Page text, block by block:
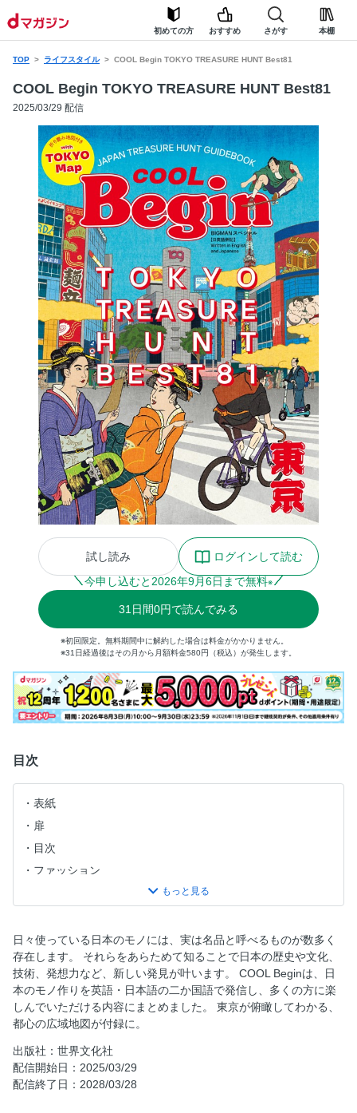
初めての方 おすすめ さがす 本棚
TOP ライフスタイル COOL Begin TOKYO TREASURE HUNT Best81
COOL Begin TOKYO TREASURE HUNT Best81
2025/03/29 配信
試し読み
ログインして読む
今申し込むと 2026年9月6日まで無料※
31 日間0円で読んでみる
※初回限定。無料期間中に解約した場合は料金がかかりません。
※31日経過後はその月から月額料金580円（税込）が発生します。
目次
表紙
扉
目次
ファッション
セイコー プレサージュのクラフツマンシップシリーズ
SART003
ポーターのヘルメットバッグ
ループウィラーのLW01
リーバイス（Ｒ）のブルータブ（ＴＭ）1980'S 501（Ｒ）ミ
ディアムインディゴ メイド イン ジャパン／サイベーシック
スのセルビッジデニムクラシックストレートジーンズ
リベアバイジョンブルのパッチワークノーカラージャケット
とイージーパンツ／シオタのニューバギー 5ポケットパンツ
タイドウェイのパフ ワンハンドルトート／マテモノののび
るバッグ
日々使っている日本のモノには、実は名品と呼べるものが数多く
存在します。 それらをあらためて知ることで日本の歴史や文化、
技術、発想力など、新しい発見が叶います。 COOL Beginは、日
本のモノ作りを英語・日本語の二か国語で発信し、多くの方に楽
しんでいただける内容にまとめました。 東京が俯瞰してわかる、
都心の広域地図が付録に。
出版社：世界文化社
配信開始日：2025/03/29
配信終了日：2028/03/28